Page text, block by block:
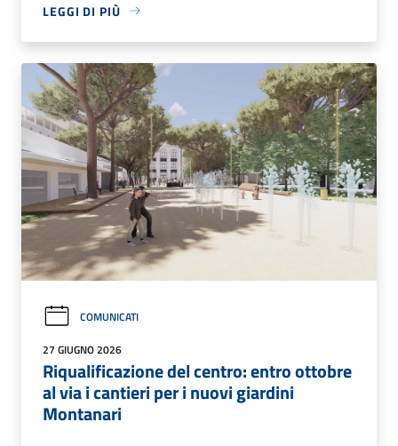
LEGGI DI PIÙ
COMUNICATI
27 GIUGNO 2026
Riqualificazione del centro: entro ottobre
al via i cantieri per i nuovi giardini
Montanari